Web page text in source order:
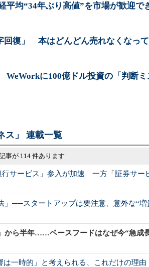
平均“34年ぶり高値”を市場が歓迎で
回復」 本はどんどん売れなくなっ
に100億ドル投資の「判断ミ
ス」 連載一覧
事が 114 件あります
サービス」参入が加速 一方「証券サー
」──スタートアップは要注意、意外な“増
から半年……ベースフードはなぜ今“急成
は一時的」と考えられる、これだけの理由